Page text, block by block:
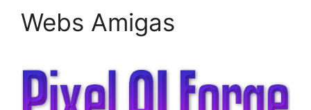
Webs Amigas